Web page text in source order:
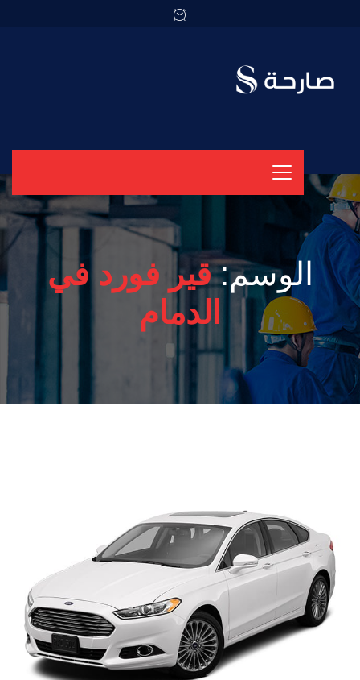
الوسم:قير فورد في
الدمام